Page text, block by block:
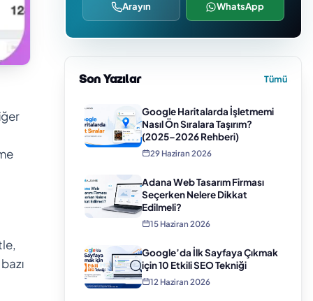
Arayın WhatsApp
Son Yazılar Tümü
Google Haritalarda İşletmemi
Nasıl Ön Sıralara Taşırım?
(2025–2026 Rehberi)
29 Haziran 2026
Adana Web Tasarım Firması
Seçerken Nelere Dikkat
Edilmeli?
15 Haziran 2026
Google’da İlk Sayfaya Çıkmak
için 10 Etkili SEO Tekniği
12 Haziran 2026